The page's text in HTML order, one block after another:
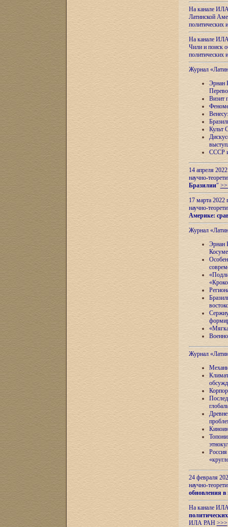
На канале
Латинской
На канале
Чили и поиск
Журнал
Эрнан
Визит
Культ
СССР и
14 апреля
научно-
Бразилии"
17 марта 2022
научно-
Америке:
Журнал
Эрнан
Журнал
24 февраля
научно-
обновления в
На канале
ИЛА РАН >>>